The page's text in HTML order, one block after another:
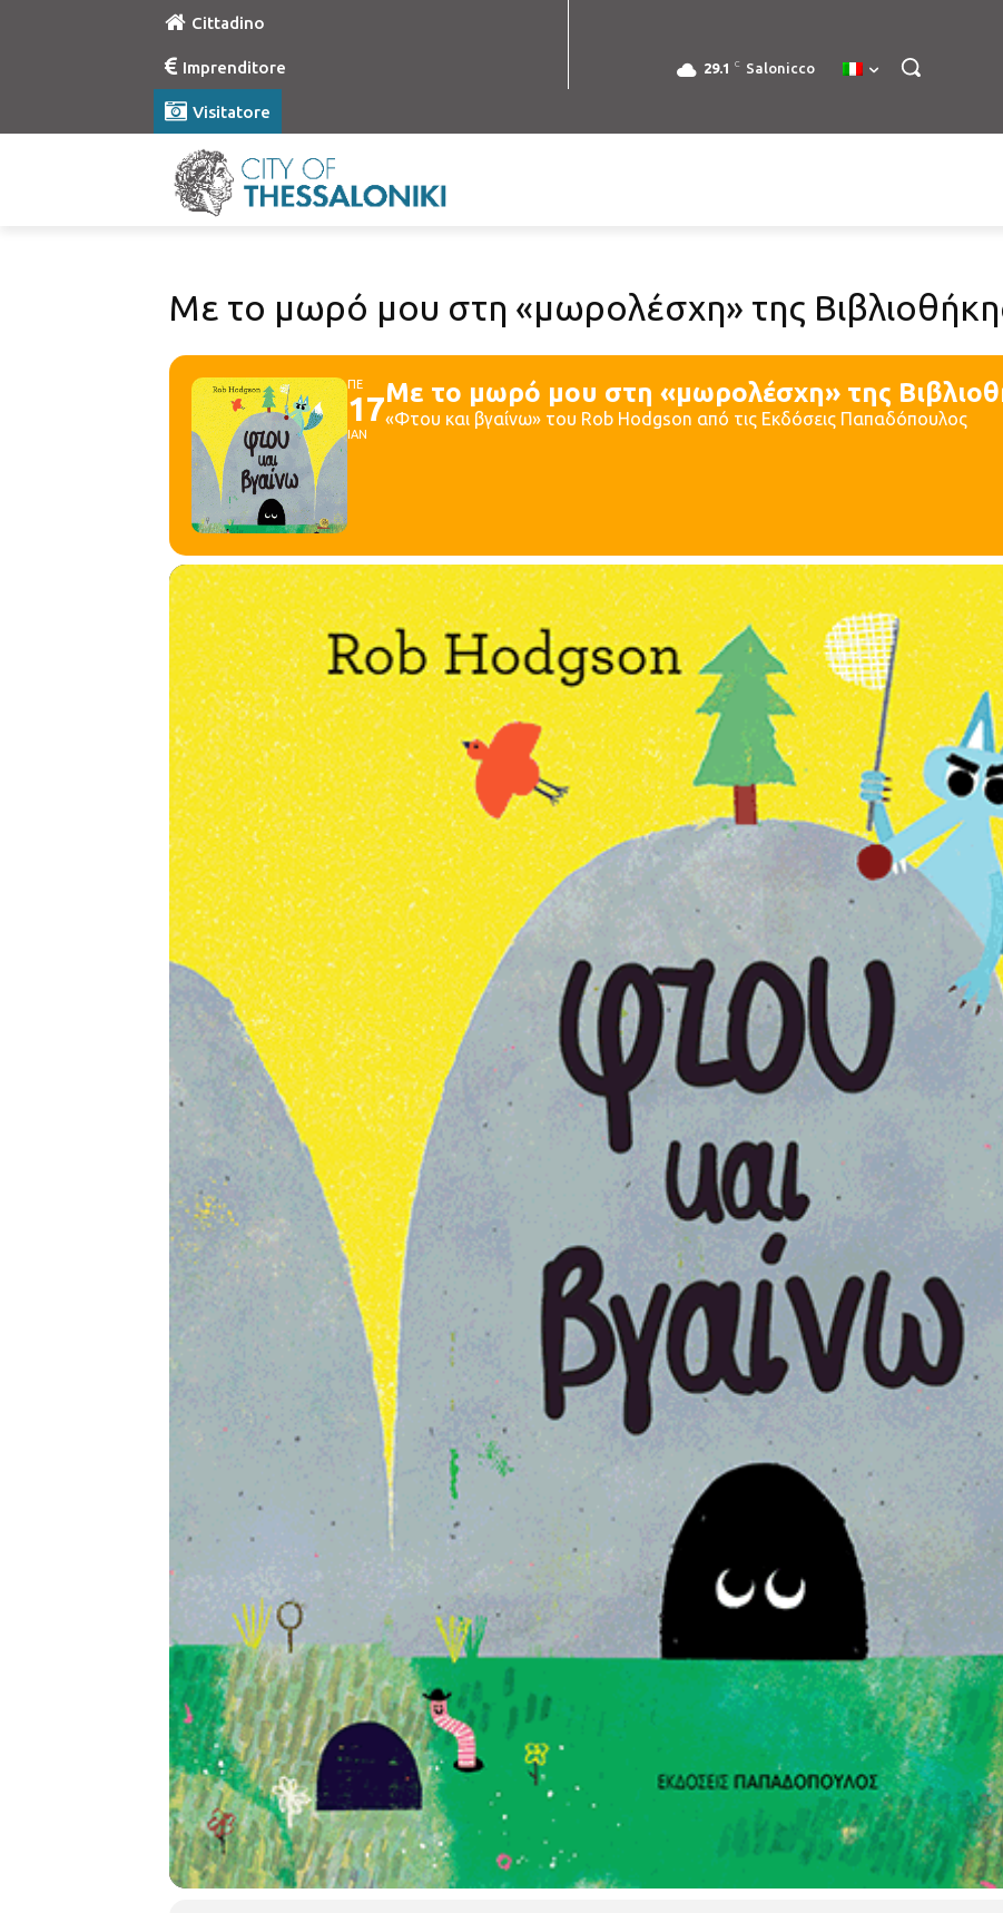
Cittadino
Imprenditore
Visitatore
29.1 C Salonicco
Με το μωρό μου στη «μωρολέσχη» της
ΠΕ
17
ΙΑΝ
Με το μωρό μου στη «μωρολέσχη» της
«Φτου και βγαίνω» του Rob Hodgson από τις Εκδόσεις Παπαδόπουλος